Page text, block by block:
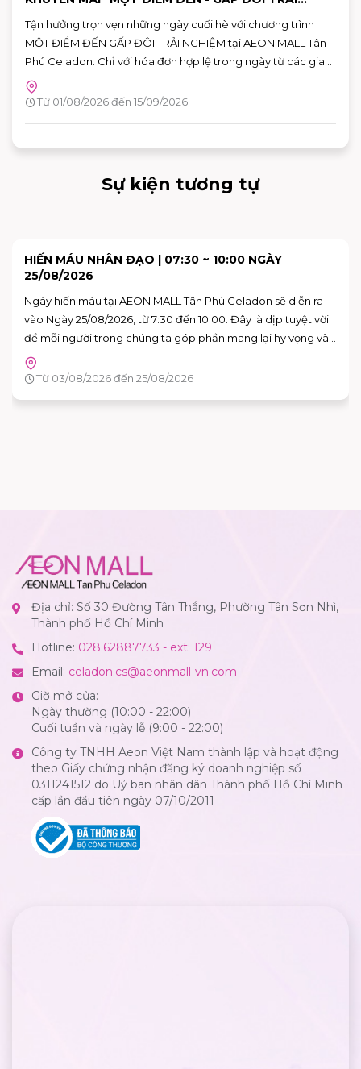
Tận hưởng trọn vẹn những ngày cuối hè với chương trình
MỘT ĐIỂM ĐẾN GẤP ĐÔI TRẢI NGHIỆM tại AEON MALL Tân
Phú Celadon. Chỉ với hóa đơn hợp lệ trong ngày từ các gian
hàng tham gia, khách hàng có thể nhận ưu đãi chéo giữa
khu ẩm thực Vườn Ngon và các gian hàng giải trí, giúp hành
Từ 01/08/2026 đến 15/09/2026
Sự kiện tương tự
SKY: CHILDREN OF THE LIGHT TRẢI NGHIỆM KHÔNG
GIAN NGHỆ THUẬT "VAN GOGH THƯƠNG MẾN"
Bạn đã sẵn sàng để bước vào những bức họa của Van Gogh
chưa?
Từ 15/08/2026 đến 16/08/2026
Địa chỉ: Số 30 Đường Tân Thắng, Phường Tân Sơn Nhì,
Thành phố Hồ Chí Minh
Hotline: 028.62887733 - ext: 129
Email: celadon.cs@aeonmall-vn.com
Giờ mở cửa:
Ngày thường (10:00 - 22:00)
Cuối tuần và ngày lễ (9:00 - 22:00)
Công ty TNHH Aeon Việt Nam thành lập và hoạt động
theo Giấy chứng nhận đăng ký doanh nghiệp số
0311241512 do Uỷ ban nhân dân Thành phố Hồ Chí Minh
cấp lần đầu tiên ngày 07/10/2011